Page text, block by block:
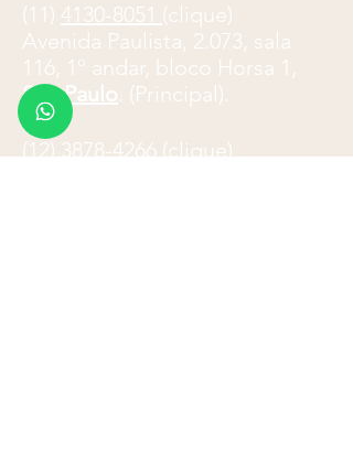
(11) 4130-8051 (clique)
​Avenida Paulista, 2.073, sala
116, 1º andar, bloco Horsa 1,
São Paulo. (Principal).
(12) 3878-4266 (clique)